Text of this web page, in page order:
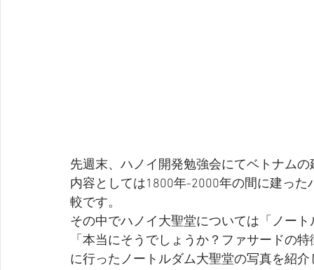
先週末、ハノイ開発勉強会にてベトナム
内容としては1800年-2000年の間に建っ
較です。
その中でハノイ大聖堂については「ノー
「本当にそうでしょうか？ファサードの
に行ったノートルダム大聖堂の写真を紹介